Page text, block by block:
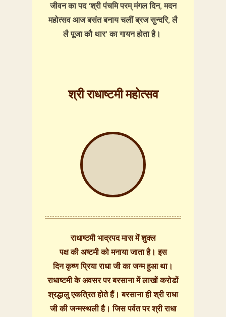
जीवन का पद ‘श्री पंचमि परम् मंगल दिन, मदन
महोत्सव आज बसंत बनाय चलीं ब्रज सुन्दरि, लै
लै पूजा कौ थार’ का गायन होता है।
श्री राधाष्टमी महोत्सव
राधाष्टमी भाद्रपद मास में शुक्ल
पक्ष की अष्टमी को मनाया जाता है। इस
दिन कृष्ण प्रिया राधा जी का जन्म हुआ था।
राधाष्टमी के अवसर पर बरसाना में लाखों करोडों
श्रद्धालु एकत्रित होते हैं। बरसाना ही श्री राधा
जी की जन्मस्थली है। जिस पर्वत पर श्री राधा